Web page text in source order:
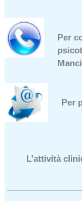
Per
Per
L’attività